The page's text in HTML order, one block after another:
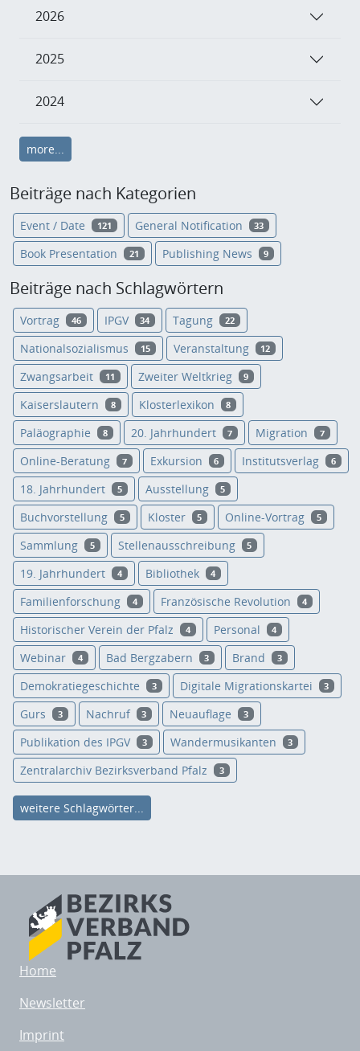
2026
2025
2024
more...
Beiträge nach Kategorien
Event / Date 121 General Notification 33
Book Presentation 21 Publishing News 9
Beiträge nach Schlagwörtern
Vortrag 46 IPGV 34 Tagung 22
Nationalsozialismus 15 Veranstaltung 12
Zwangsarbeit 11 Zweiter Weltkrieg 9
Kaiserslautern 8 Klosterlexikon 8
Paläographie 8 20. Jahrhundert 7 Migration 7
Online-Beratung 7 Exkursion 6 Institutsverlag 6
18. Jahrhundert 5 Ausstellung 5
Buchvorstellung 5 Kloster 5 Online-Vortrag 5
Sammlung 5 Stellenausschreibung 5
19. Jahrhundert 4 Bibliothek 4
Familienforschung 4 Französische Revolution 4
Historischer Verein der Pfalz 4 Personal 4
Webinar 4 Bad Bergzabern 3 Brand 3
Demokratiegeschichte 3 Digitale Migrationskartei 3
Gurs 3 Nachruf 3 Neuauflage 3
Publikation des IPGV 3 Wandermusikanten 3
Zentralarchiv Bezirksverband Pfalz 3
weitere Schlagwörter...
Home
Newsletter
Imprint